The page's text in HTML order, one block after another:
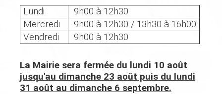
Lundi
9h00 à 12h30
Mercredi
9h00 à 12h30 / 13h30 à 16h00
Vendredi
9h00 à 12h30
La Mairie sera fermée du lundi 10 août
jusqu'au dimanche 23 août puis du lundi
31 août au dimanche 6 septembre.